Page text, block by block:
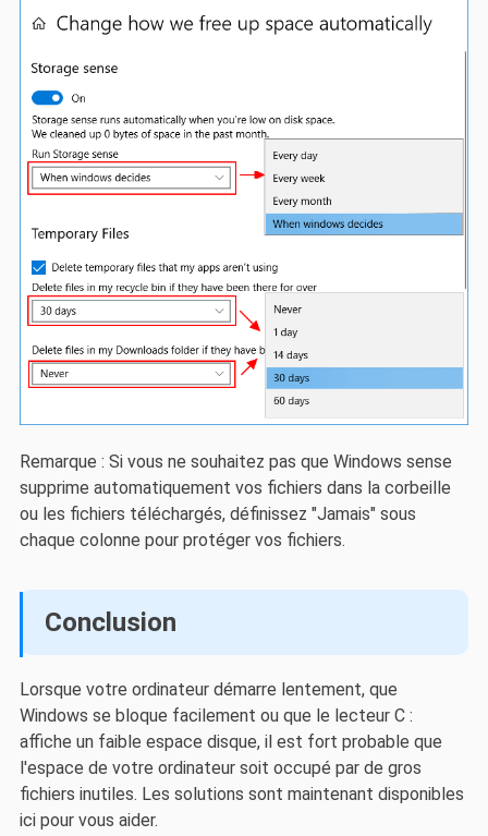
Remarque : Si vous ne souhaitez pas que Windows sense
supprime automatiquement vos fichiers dans la corbeille
ou les fichiers téléchargés, définissez "Jamais" sous
chaque colonne pour protéger vos fichiers.
Conclusion
Lorsque votre ordinateur démarre lentement, que
Windows se bloque facilement ou que le lecteur C :
affiche un faible espace disque, il est fort probable que
l'espace de votre ordinateur soit occupé par de gros
fichiers inutiles. Les solutions sont maintenant disponibles
ici pour vous aider.